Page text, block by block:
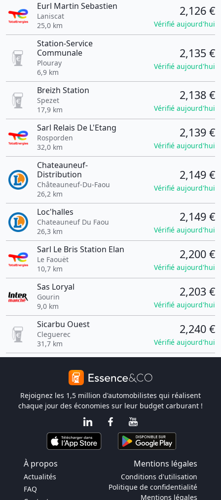
Eurl Martin Sebastien
Laniscat
25,0 km
2,126 €
Vérifié aujourd'hui
Station-Service
Communale
Plouray
6,9 km
2,135 €
Vérifié aujourd'hui
Breizh Station
Spezet
17,9 km
2,138 €
Vérifié aujourd'hui
Sarl Relais De L'Etang
Rosporden
32,0 km
2,139 €
Vérifié aujourd'hui
Chateauneuf-
Distribution
Châteauneuf-Du-Faou
26,2 km
2,149 €
Vérifié aujourd'hui
Loc'halles
Chateauneuf Du Faou
26,3 km
2,149 €
Vérifié aujourd'hui
Sarl Le Bris Station Elan
Le Faouët
10,7 km
2,200 €
Vérifié aujourd'hui
Sas Loryal
Gourin
9,0 km
2,203 €
Vérifié aujourd'hui
Sicarbu Ouest
Cleguerec
31,7 km
2,240 €
Vérifié aujourd'hui
Rejoignez les 1,5 million d'automobilistes qui réalisent
chaque jour des économies sur leur budget carburant !
À propos Mentions légales
Actualités
FAQ
Conditions d'utilisation
Politique de confidentialité
Mentions légales